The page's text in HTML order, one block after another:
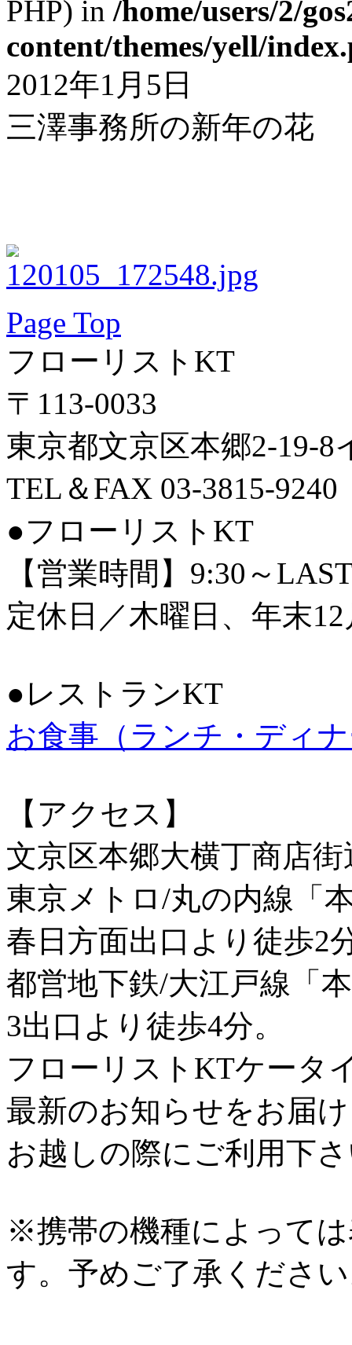
PHP) in /home/users/2/
content/themes/yell/
2012年1月5日
三澤事務所の新年の花
Page Top
フローリストKT
〒113-0033
東京都文京区本郷2-19-8
TEL＆FAX 03-3815-9240
●フローリストKT
【営業時間】9:30～
定休日／木曜日、年末
●レストランKT
お食事（ランチ・ディ
【アクセス】
文京区本郷大横丁商店
東京メトロ/丸の内線「
春日方面出口より徒歩2
都営地下鉄/大江戸線「
3出口より徒歩4分。
フローリストKTケータ
最新のお知らせをお届
お越しの際にご利用下
※携帯の機種によって
す。予めご了承くださ